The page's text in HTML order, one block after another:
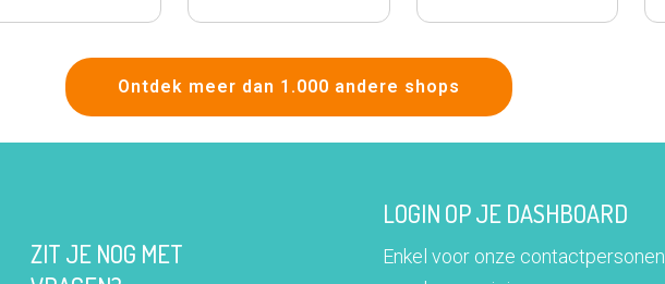
Ontdek meer dan 1.000 andere shops
ZIT JE NOG MET
LOGIN OP JE DASHBOARD
Enkel voor onze contactpersonen